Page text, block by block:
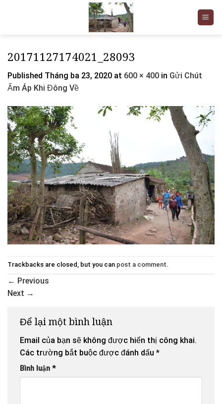
20171127174021_28093
Published Tháng ba 23, 2020 at 600 × 400 in Gửi Chút
Ấm Áp Khi Đông Về
Trackbacks are closed, but you can post a comment.
← Previous
Next →
Để lại một bình luận
Email của bạn sẽ không được hiển thị công khai.
Các trường bắt buộc được đánh dấu *
Bình luận *